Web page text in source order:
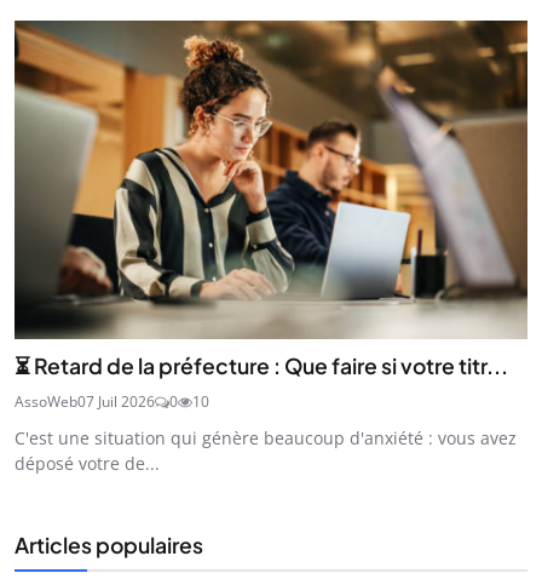
⏳ Retard de la préfecture : Que faire si votre titr...
AssoWeb07 Juil 2026 0 10
C'est une situation qui génère beaucoup d'anxiété : vous avez
déposé votre de...
Articles populaires